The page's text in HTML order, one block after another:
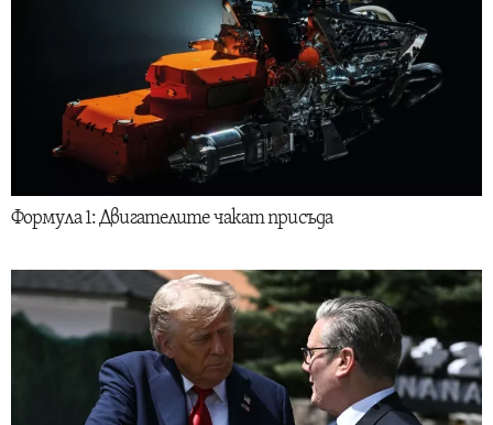
Формула 1: Двигателите чакат присъда